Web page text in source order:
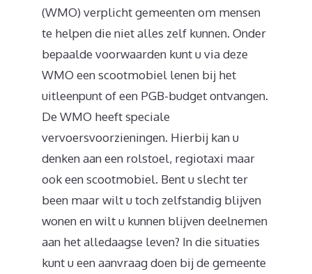
(WMO) verplicht gemeenten om mensen
te helpen die niet alles zelf kunnen. Onder
bepaalde voorwaarden kunt u via deze
WMO een scootmobiel lenen bij het
uitleenpunt of een PGB-budget ontvangen.
De WMO heeft speciale
vervoersvoorzieningen. Hierbij kan u
denken aan een rolstoel, regiotaxi maar
ook een scootmobiel. Bent u slecht ter
been maar wilt u toch zelfstandig blijven
wonen en wilt u kunnen blijven deelnemen
aan het alledaagse leven? In die situaties
kunt u een aanvraag doen bij de gemeente